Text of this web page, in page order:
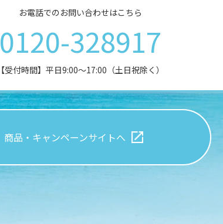
お電話でのお問い合わせはこちら
0120-328917
【受付時間】平日9:00～17:00（土日祝除く）
商品・キャンペーンサイトへ